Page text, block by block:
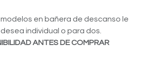
en bañera de descanso le
individual o para dos.
ANTES DE COMPRAR